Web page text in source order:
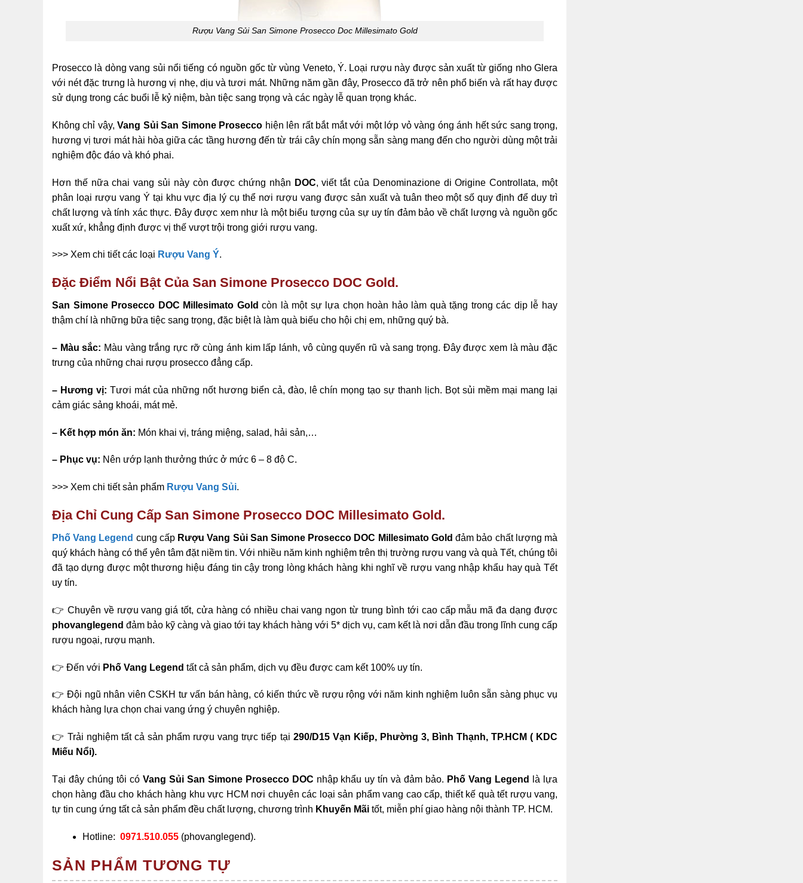
Rượu Vang Sủi San Simone Prosecco Doc Millesimato Gold
Prosecco là dòng vang sủi nổi tiếng có nguồn gốc từ vùng Veneto, Ý. Loại rượu này được sản xuất từ giống nho Glera
với nét đặc trưng là hương vị nhẹ, dịu và tươi mát. Những năm gần đây, Prosecco đã trở nên phổ biến và rất hay được
sử dụng trong các buổi lễ kỷ niệm, bàn tiệc sang trọng và các ngày lễ quan trọng khác.
Không chỉ vậy,Vang Sủi San Simone Prosecco hiện lên rất bắt mắt với một lớp vỏ vàng óng ánh hết sức sang trọng,
hương vị tươi mát hài hòa giữa các tầng hương đến từ trái cây chín mọng sẵn sàng mang đến cho người dùng một trải
nghiệm độc đáo và khó phai.
Hơn thế nữa chai vang sủi này còn được chứng nhận DOC, viết tắt của Denominazione di Origine Controllata, một
phân loại rượu vang Ý tại khu vực địa lý cụ thể nơi rượu vang được sản xuất và tuân theo một số quy định để duy trì
chất lượng và tính xác thực. Đây được xem như là một biểu tượng của sự uy tín đảm bảo về chất lượng và nguồn gốc
xuất xứ, khẳng định được vị thế vượt trội trong giới rượu vang.
>>> Xem chi tiết các loại Rượu Vang Ý.
Đặc Điểm Nổi Bật Của San Simone Prosecco DOC Gold.
San Simone Prosecco DOC Millesimato Gold còn là một sự lựa chọn hoàn hảo làm quà tặng trong các dịp lễ hay
thậm chí là những bữa tiệc sang trọng, đặc biệt là làm quà biếu cho hội chị em, những quý bà.
– Màu sắc: Màu vàng trắng rực rỡ cùng ánh kim lấp lánh, vô cùng quyến rũ và sang trọng. Đây được xem là màu đặc
trưng của những chai rượu prosecco đẳng cấp.
– Hương vị: Tươi mát của những nốt hương biển cả, đào, lê chín mọng tạo sự thanh lịch. Bọt sủi mềm mại mang lại
cảm giác sảng khoái, mát mẻ.
– Kết hợp món ăn: Món khai vị, tráng miệng, salad, hải sản,…
– Phục vụ: Nên ướp lạnh thưởng thức ở mức 6 – 8 độ C.
>>> Xem chi tiết sản phẩm Rượu Vang Sủi.
Địa Chỉ Cung Cấp San Simone Prosecco DOC Millesimato Gold.
Phố Vang Legend cung cấp Rượu Vang Sủi San Simone Prosecco DOC Millesimato Gold đảm bảo chất lượng mà
quý khách hàng có thể yên tâm đặt niềm tin. Với nhiều năm kinh nghiệm trên thị trường rượu vang và quà Tết, chúng tôi
đã tạo dựng được một thương hiệu đáng tin cậy trong lòng khách hàng khi nghĩ về rượu vang nhập khẩu hay quà Tết
uy tín.
👉 Chuyên về rượu vang giá tốt, cửa hàng có nhiều chai vang ngon từ trung bình tới cao cấp mẫu mã đa dạng được
phovanglegend đảm bảo kỹ càng và giao tới tay khách hàng với 5* dịch vụ, cam kết là nơi dẫn đầu trong lĩnh cung cấp
rượu ngoại, rượu mạnh.
👉 Đến với Phố Vang Legend tất cả sản phẩm, dịch vụ đều được cam kết 100% uy tín.
👉 Đội ngũ nhân viên CSKH tư vấn bán hàng, có kiến thức về rượu rộng với năm kinh nghiệm luôn sẵn sàng phục vụ
khách hàng lựa chọn chai vang ứng ý chuyên nghiệp.
👉 Trải nghiệm tất cả sản phẩm rượu vang trực tiếp tại 290/D15 Vạn Kiếp, Phường 3, Bình Thạnh, TP.HCM ( KDC
Miếu Nổi).
Tại đây chúng tôi có Vang Sủi San Simone Prosecco DOC nhập khẩu uy tín và đảm bảo. Phố Vang Legend
là lựa
chọn hàng đầu cho khách hàng khu vực HCM nơi chuyên các loại sản phẩm vang cao cấp, thiết kế quà tết rượu vang,
tự tin cung ứng tất cả sản phẩm đều chất lượng, chương trình Khuyến Mãi tốt, miễn phí giao hàng nội thành TP. HCM.
Hotline: 0971.510.055 (phovanglegend).
SẢN PHẨM TƯƠNG TỰ